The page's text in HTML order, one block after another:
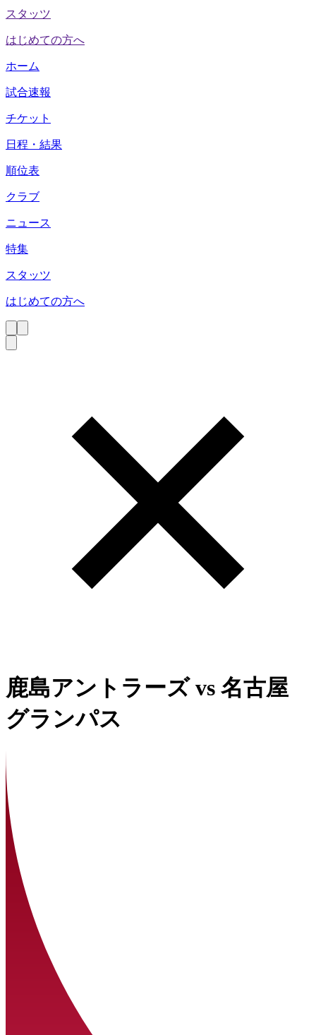
スタッツ
はじめての方へ
ホーム
試合速報
チケット
日程・結果
順位表
クラブ
ニュース
特集
スタッツ
はじめての方へ
鹿島アントラーズvs 名古屋
グランパス